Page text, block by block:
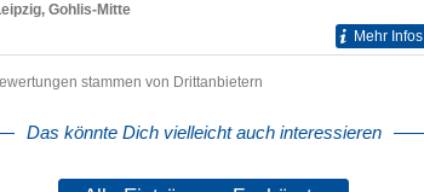
Gohlis-Mitte
Mehr Infos
stammen von Drittanbietern
Das könnte Dich vielleicht auch interessieren